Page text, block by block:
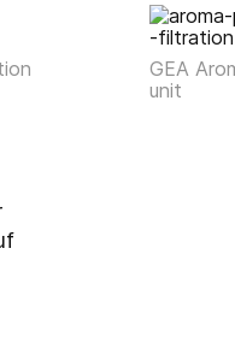
GEA
unit